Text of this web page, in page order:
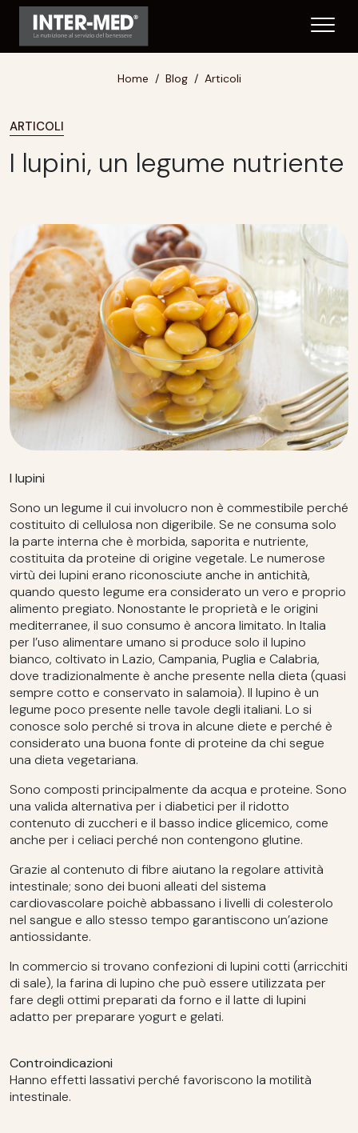
Home Blog Articoli
ARTICOLI
I lupini, un legume nutriente
I lupini
Sono un legume il cui involucro non è commestibile perché
costituito di cellulosa non digeribile. Se ne consuma solo
la parte interna che è morbida, saporita e nutriente,
costituita da proteine di origine vegetale. Le numerose
virtù dei lupini erano riconosciute anche in antichità,
quando questo legume era considerato un vero e proprio
alimento pregiato. Nonostante le proprietà e le origini
mediterranee, il suo consumo è ancora limitato. In Italia
per l’uso alimentare umano si produce solo il lupino
bianco, coltivato in Lazio, Campania, Puglia e Calabria,
dove tradizionalmente è anche presente nella dieta (quasi
sempre cotto e conservato in salamoia). Il lupino è un
legume poco presente nelle tavole degli italiani. Lo si
conosce solo perché si trova in alcune diete e perché è
considerato una buona fonte di proteine da chi segue
una dieta vegetariana.
Sono composti principalmente da acqua e proteine. Sono
una valida alternativa per i diabetici per il ridotto
contenuto di zuccheri e il basso indice glicemico, come
anche per i celiaci perché non contengono glutine.
Grazie al contenuto di fibre aiutano la regolare attività
intestinale; sono dei buoni alleati del sistema
cardiovascolare poichè abbassano i livelli di colesterolo
nel sangue e allo stesso tempo garantiscono un’azione
antiossidante.
In commercio si trovano confezioni di lupini cotti (arricchiti
di sale), la farina di lupino che può essere utilizzata per
fare degli ottimi preparati da forno e il latte di lupini
adatto per preparare yogurt e gelati.
Controindicazioni
Hanno effetti lassativi perché favoriscono la motilità
intestinale.